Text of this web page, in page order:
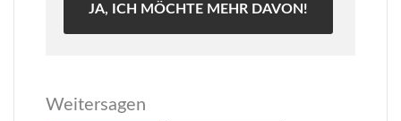
Weitersagen